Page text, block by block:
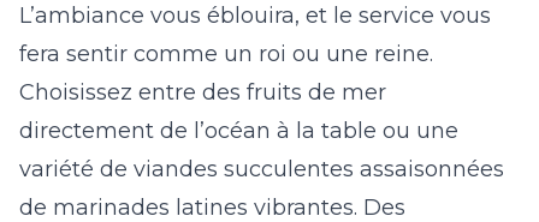
L’ambiance vous éblouira, et le service vous
fera sentir comme un roi ou une reine.
Choisissez entre des fruits de mer
directement de l’océan à la table ou une
variété de viandes succulentes assaisonnées
de marinades latines vibrantes. Des